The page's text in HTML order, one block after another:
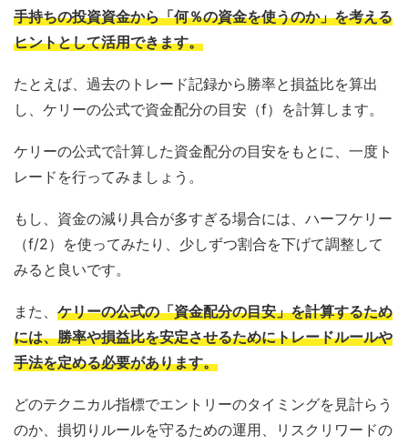
手持ちの投資資金から「何％の資金を使うのか」を考える
ヒントとして活用できます。
たとえば、過去のトレード記録から勝率と損益比を算出
し、ケリーの公式で資金配分の目安（f）を計算します。
ケリーの公式で計算した資金配分の目安をもとに、一度ト
レードを行ってみましょう。
もし、資金の減り具合が多すぎる場合には、ハーフケリー
（f/2）を使ってみたり、少しずつ割合を下げて調整して
みると良いです。
また、 ケリーの公式の「資金配分の目安」を計算するため
には、勝率や損益比を安定させるためにトレードルールや
手法を定める必要があります。
どのテクニカル指標でエントリーのタイミングを見計らう
のか、損切りルールを守るための運用、リスクリワードの